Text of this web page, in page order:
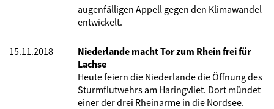
augenfälligen Appell gegen den Klimawandel
entwickelt.
15.11.2018
Niederlande macht Tor zum Rhein frei für
Lachse
Heute feiern die Niederlande die Öffnung des
Sturmflutwehrs am Haringvliet. Dort mündet
einer der drei Rheinarme in die Nordsee.